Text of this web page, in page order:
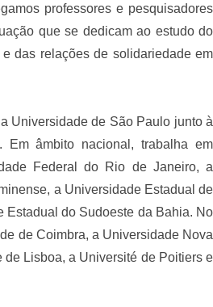
professores e pesquisadores
que se dedicam ao estudo do
das relações de solidariedade em
Universidade de São Paulo junto à
Em âmbito nacional, trabalha em
Federal do Rio de Janeiro, a
a Universidade Estadual de
Estadual do Sudoeste da Bahia. No
de Coimbra, a Universidade Nova
Lisboa, a Université de Poitiers e